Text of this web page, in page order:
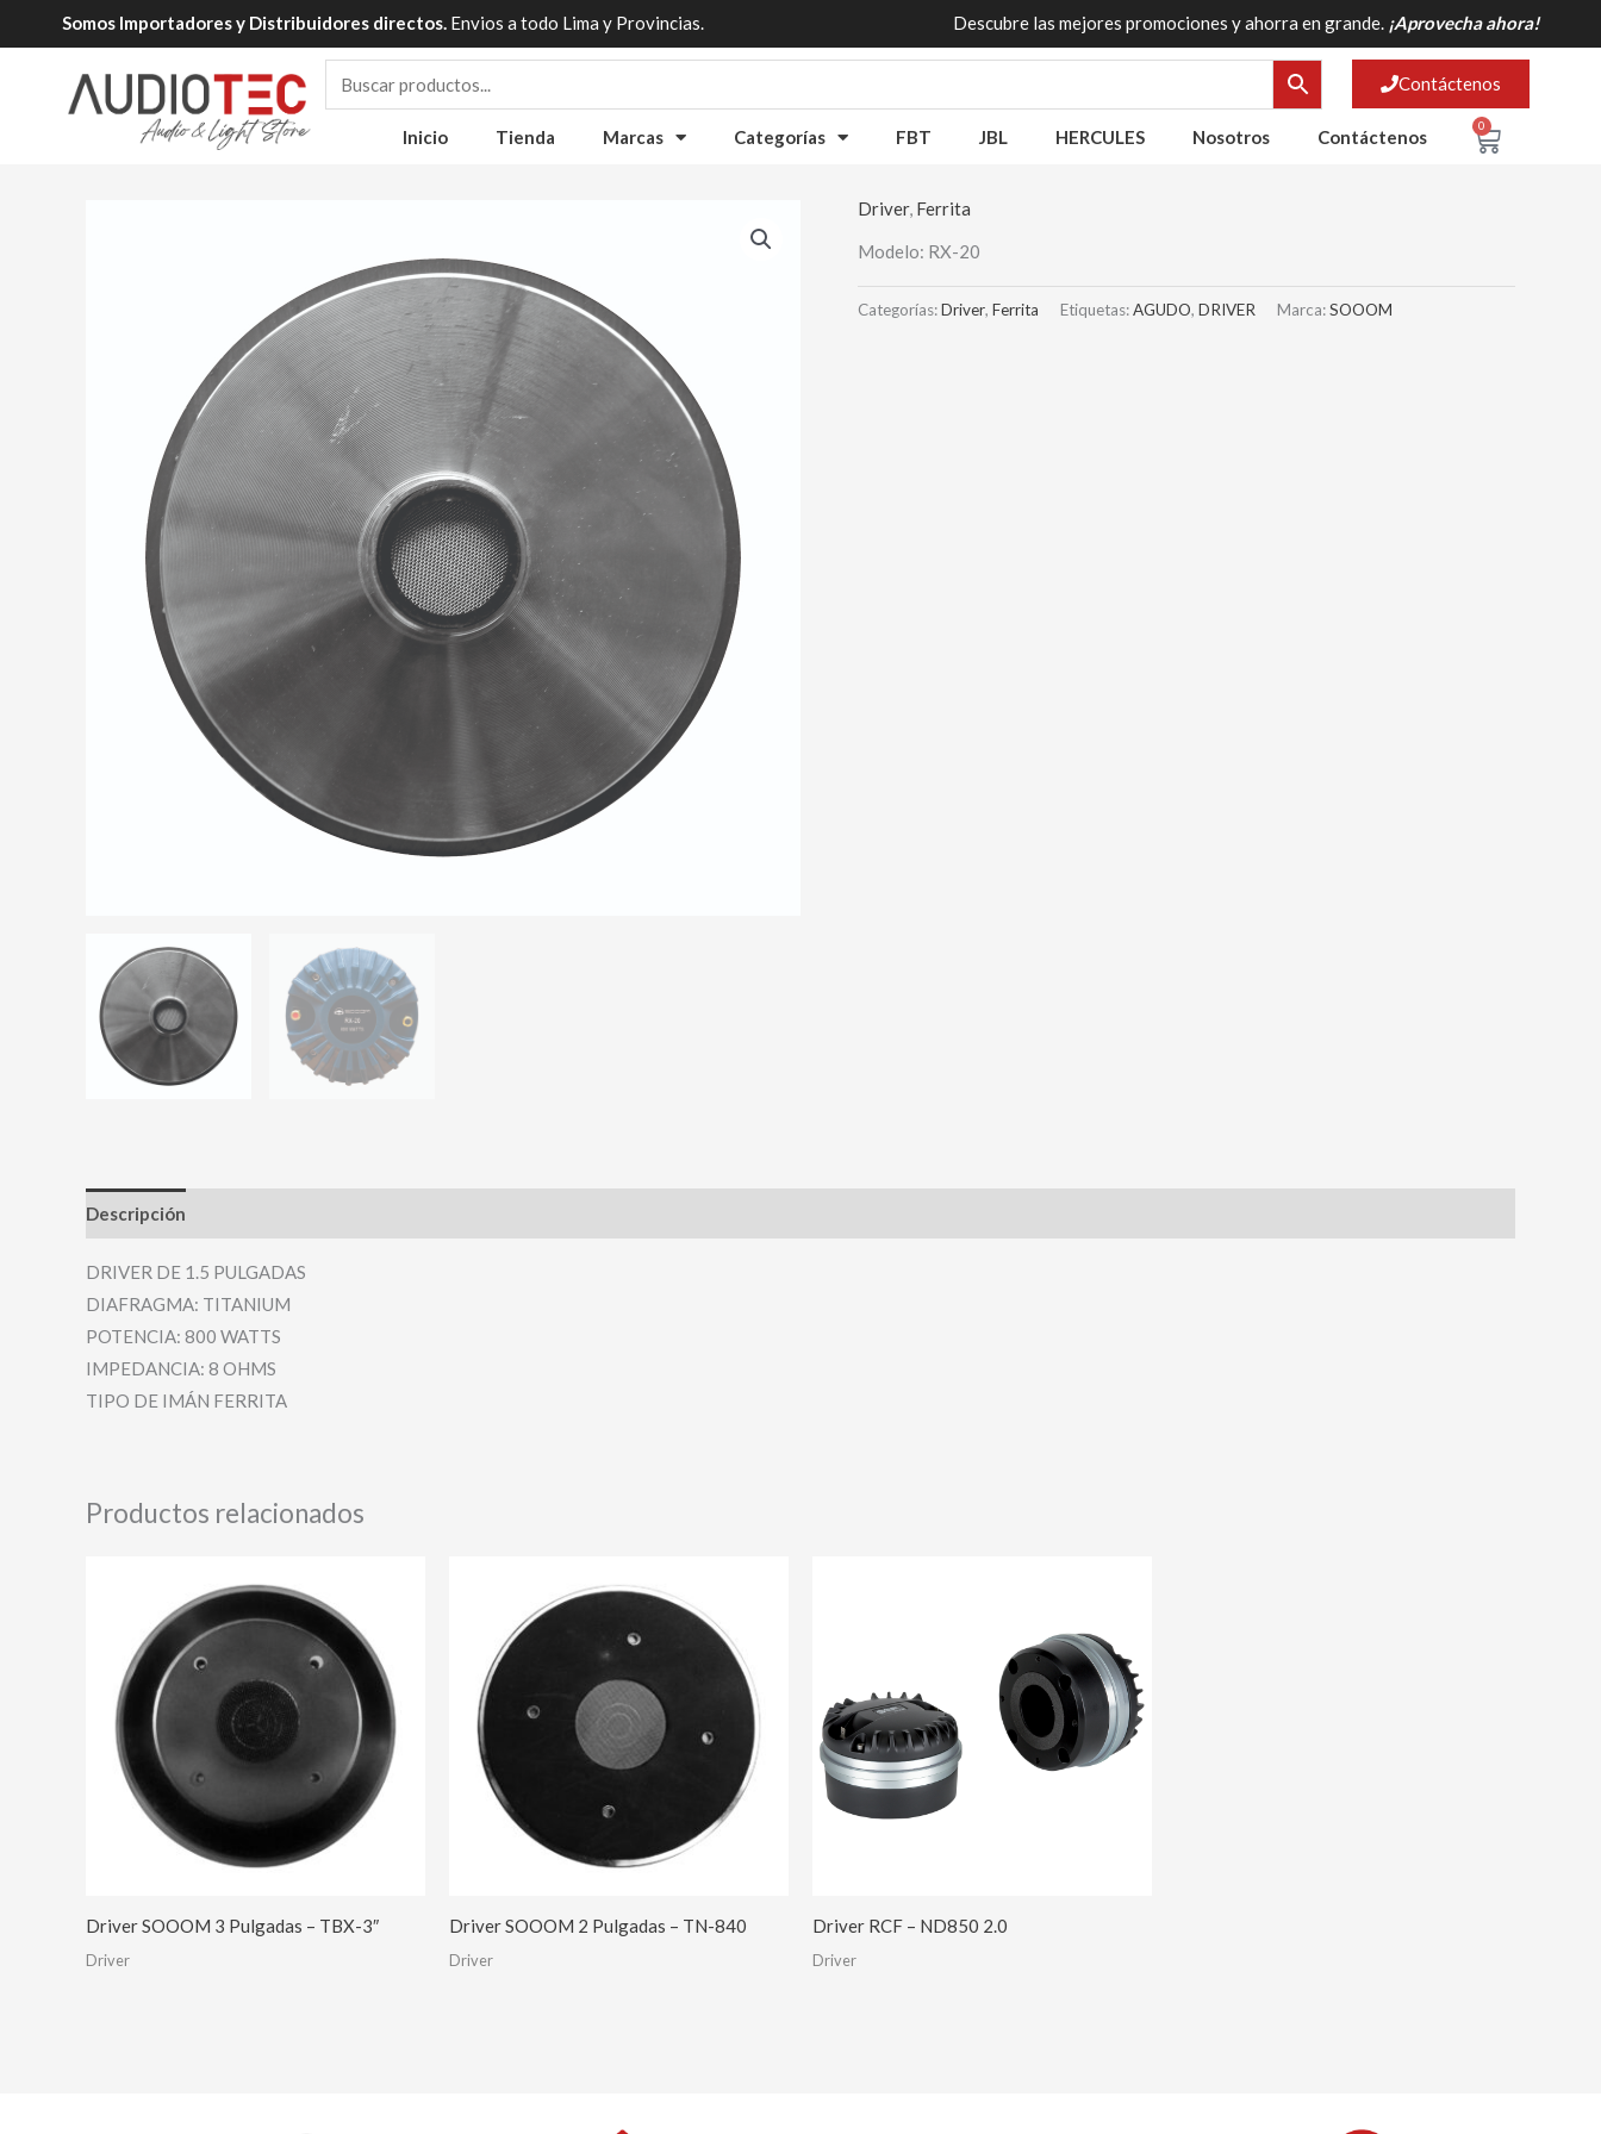
al
Somos Importadores y Distribuidores directos. Envios a todo Lima y Provincias. Descubre las mejores promociones y ahorra en grande. ¡Aprovecha ahora!
Contáctenos
Inicio Tienda Marcas Categorías FBT JBL HERCULES Nosotros Contáctenos
0 Cart
Driver, Ferrita
Modelo: RX-20
Categorías:Driver, Ferrita Etiquetas:AGUDO, DRIVER Marca:SOOOM
Descripción
DRIVER DE 1.5 PULGADAS
DIAFRAGMA: TITANIUM
POTENCIA: 800 WATTS
IMPEDANCIA: 8 OHMS
TIPO DE IMÁN FERRITA
Productos relacionados
Driver SOOOM 3 Pulgadas – TBX-3″
Driver
Driver SOOOM 2 Pulgadas – TN-840
Driver
Driver RCF – ND850 2.0
Driver